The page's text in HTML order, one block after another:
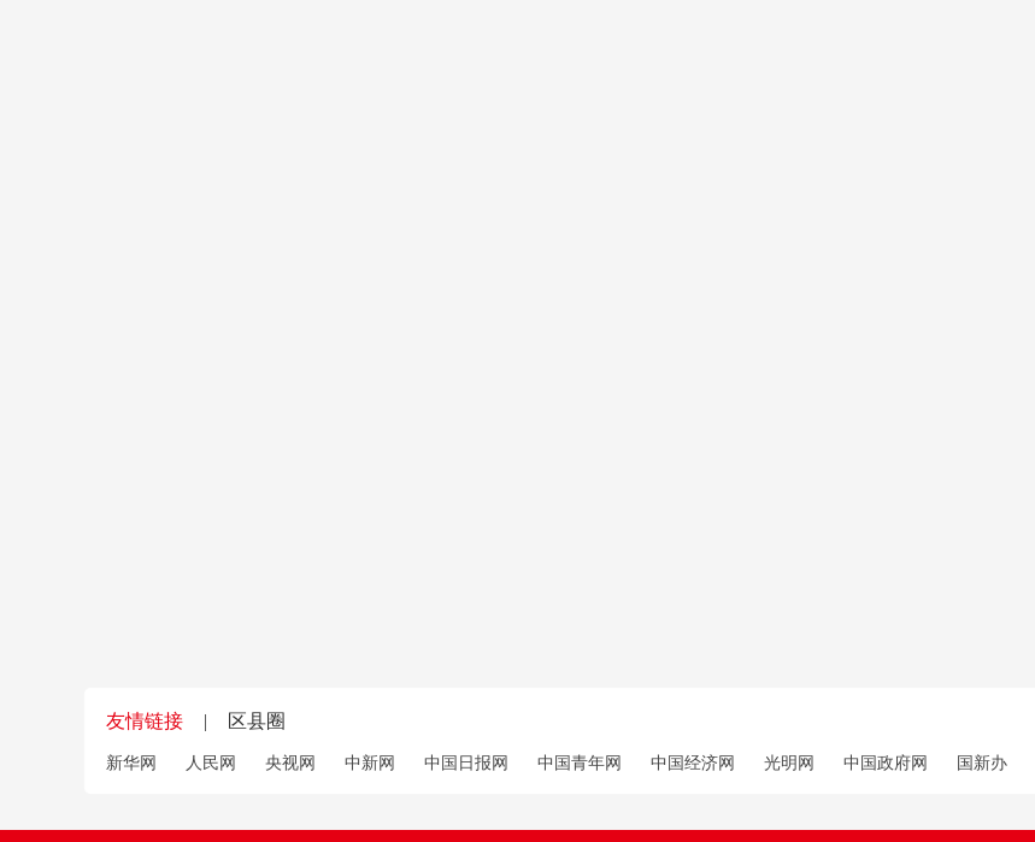
友情链接 | 区县圈
新华网 人民网 央视网 中新网 中国日报网 中国青年网 中国经济网 光明网 中国政府网 国新办